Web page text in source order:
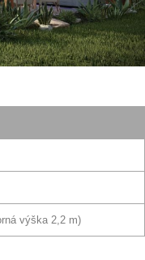
výška 2,2 m)